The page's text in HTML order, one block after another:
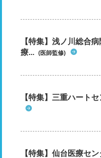
【特集】浅ノ川総合
療... (医師監修)
【特集】三重ハート
【特集】仙台医療セ